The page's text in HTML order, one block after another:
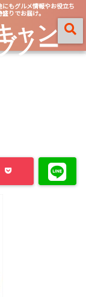
もグルメ情報やお役立ち
りでお届け。
ャン
ノー